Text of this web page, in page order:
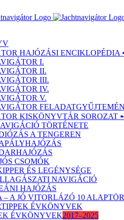
HAJÓZÁSI ENCIKLOPÉDIA
I.
II.
III.
IV.
V.
KISKÖNYVTÁR SOROZAT
TÖRTÉNETE
A TENGEREN
CSOMÓK
ÉS LEGÉNYSÉGE
NAVIGÁCIÓ
HAJÓZÁS
– A JÓ VITORLÁZÓ 10
ÉVKÖNYVEK
ÉVKÖNYVEK2017–2025